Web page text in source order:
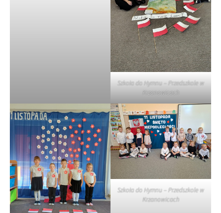
Szkoła do Hymnu – Przedszkole w
Krzanowicach
Szkoła do Hymnu – Przedszkole w
Krzanowicach